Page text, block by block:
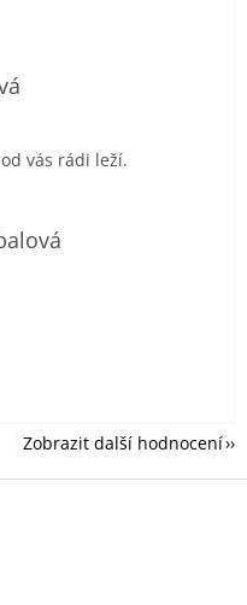
5 z 5 hvězdiček.
vás rádi leží.
5 z 5 hvězdiček.
5 z 5 hvězdiček.
Zobrazit další hodnocení